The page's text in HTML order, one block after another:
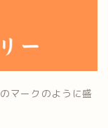
マークのように盛